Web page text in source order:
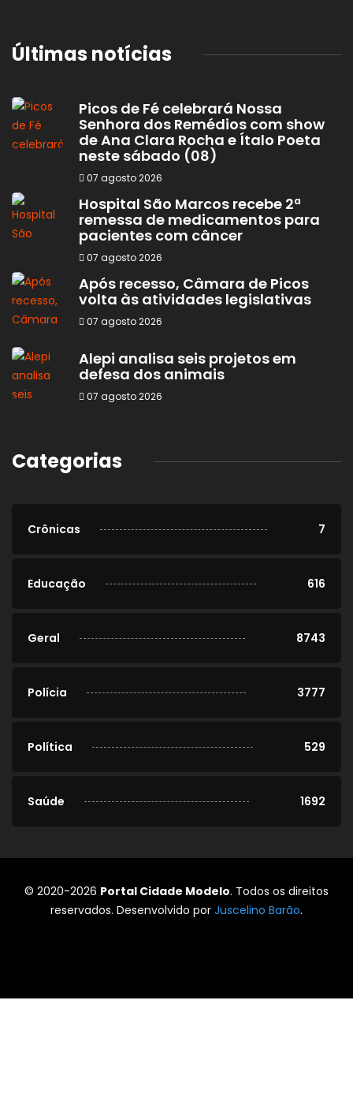
Últimas notícias
Picos de Fé celebrará Nossa
Senhora dos Remédios com show
de Ana Clara Rocha e Ítalo Poeta
neste sábado (08)
07 agosto 2026
Hospital São Marcos recebe 2ª
remessa de medicamentos para
pacientes com câncer
07 agosto 2026
Após recesso, Câmara de Picos
volta às atividades legislativas
07 agosto 2026
Alepi analisa seis projetos em
defesa dos animais
07 agosto 2026
Categorias
Crônicas 7
Educação 616
Geral 8743
Polícia 3777
Política 529
Saúde 1692
© 2020-2026 Portal Cidade Modelo. Todos os direitos
reservados. Desenvolvido por Juscelino Barão.